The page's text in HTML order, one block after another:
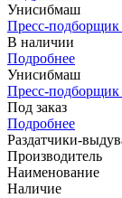
Унисибмаш
Пресс-
В наличии
Подробнее
Унисибмаш
Пресс-
Под заказ
Подробнее
Раздатчики-
Производитель
Наименование
Наличие